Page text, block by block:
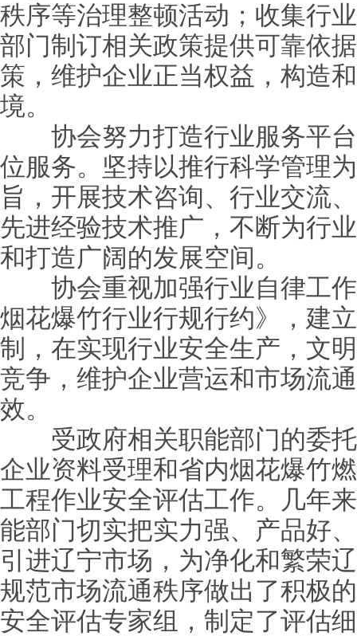
秩序等治理整顿活动；收集行
部门制订相关政策提供可靠依
策，维护企业正当权益，构造
境。
协会努力打造行业服务平台
位服务。坚持以推行科学管理
旨，开展技术咨询、行业交流
先进经验技术推广，不断为行
和打造广阔的发展空间。
协会重视加强行业自律工作
烟花爆竹行业行规行约》，建
制，在实现行业安全生产，文
竞争，维护企业营运和市场流
效。
受政府相关职能部门的委托
企业资料受理和省内烟花爆竹
工程作业安全评估工作。几年
能部门切实把实力强、产品好
引进辽宁市场，为净化和繁荣
规范市场流通秩序做出了积极
安全评估专家组，制定了评估